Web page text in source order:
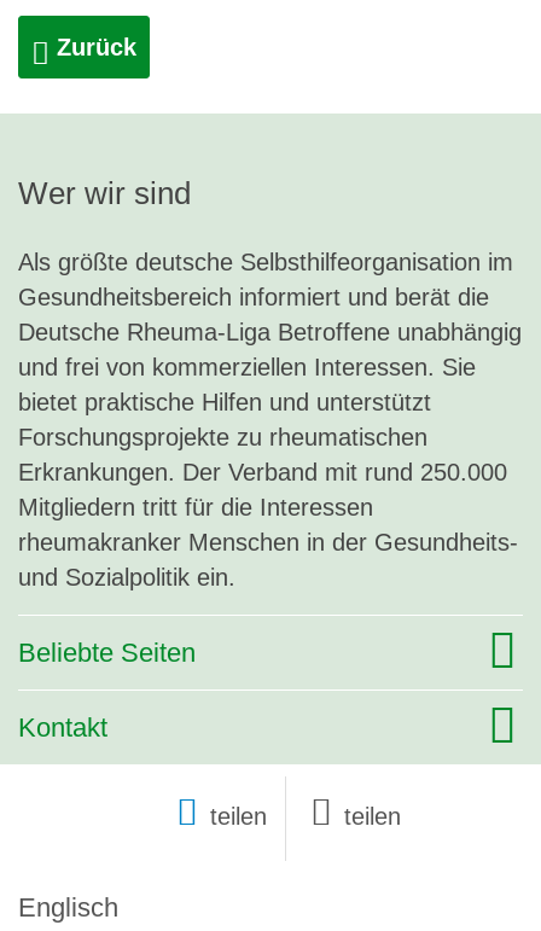
Zurück
Wer wir sind
Als größte deutsche Selbsthilfeorganisation im
Gesundheitsbereich informiert und berät die
Deutsche Rheuma-Liga Betroffene unabhängig
und frei von kommerziellen Interessen. Sie
bietet praktische Hilfen und unterstützt
Forschungsprojekte zu rheumatischen
Erkrankungen. Der Verband mit rund 250.000
Mitgliedern tritt für die Interessen
rheumakranker Menschen in der Gesundheits-
und Sozialpolitik ein.
Beliebte Seiten
Kontakt
teilen
Englisch